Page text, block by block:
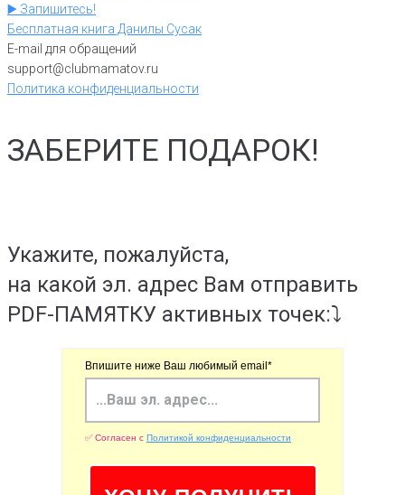
▶️ Запишитесь!
Бесплатная книга Данилы Сусак
E-mail для обращений
support@clubmamatov.ru
Политика конфиденциальности
ЗАБЕРИТЕ ПОДАРОК!
Укажите, пожалуйста,
на какой эл. адрес Вам отправить
PDF-ПАМЯТКУ активных точек:⤵️
Впишите ниже Ваш любимый email*
✅ Согласен с Политикой конфиденциальности